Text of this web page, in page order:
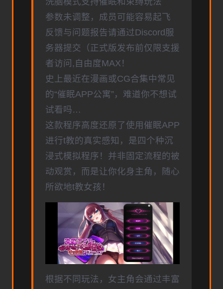
参数未调整，成员可能容易起飞
反馈与问题报告请通过Discord服
务器提交（正式版发布前仅限支援
者访问,自由度MAX！
史上最近在漫画或CG合集中常见
的“催眠APP公寓”，难道你不想试
试看吗…
这款程序高度还原了使用催眠APP
进行t教的真实感知，是四个种沉
浸式模拟程序！并非固定流程的被
动观赏，而是让你化身主角，随心
所欲地t教女孩！
根据不同玩法，女主角会通过丰富